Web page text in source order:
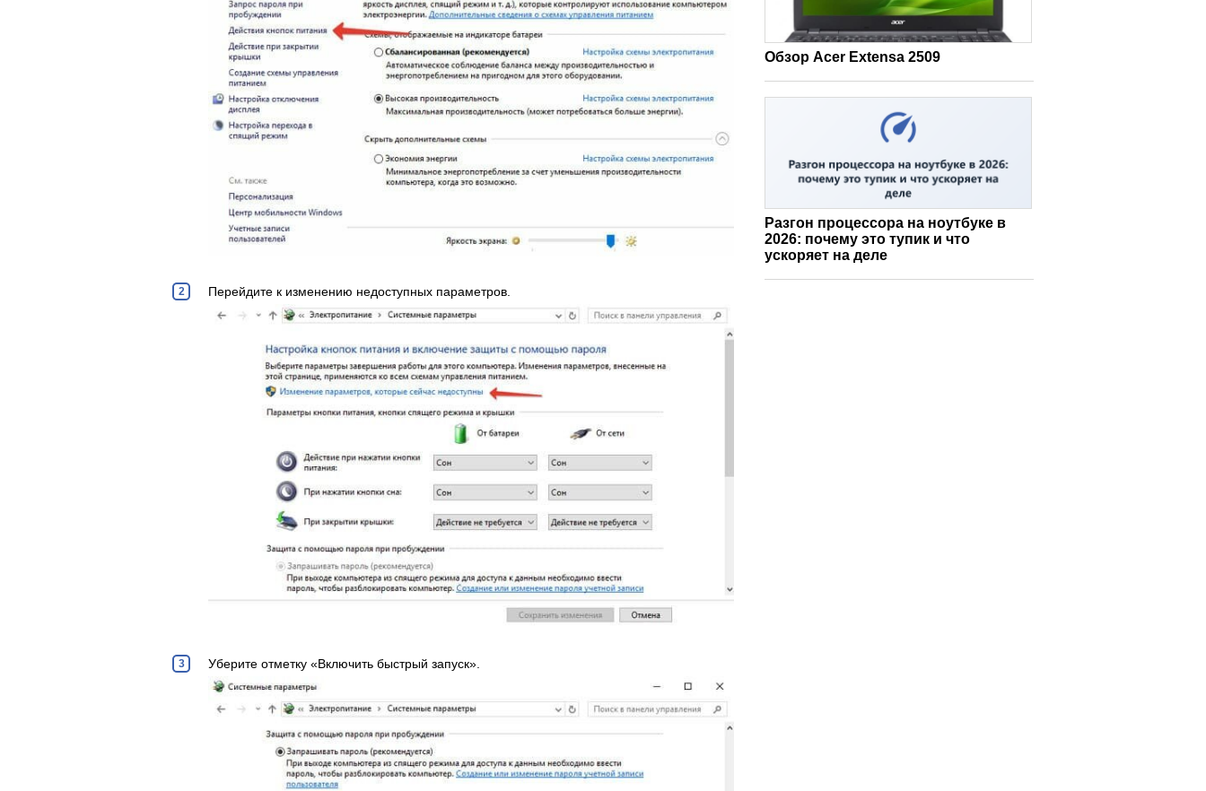
Перейдите к изменению недоступных параметров.
Уберите отметку «Включить быстрый запуск».
Обзор Acer Extensa 2509
Разгон процессора на ноутбуке в
2026: почему это тупик и что
ускоряет на деле